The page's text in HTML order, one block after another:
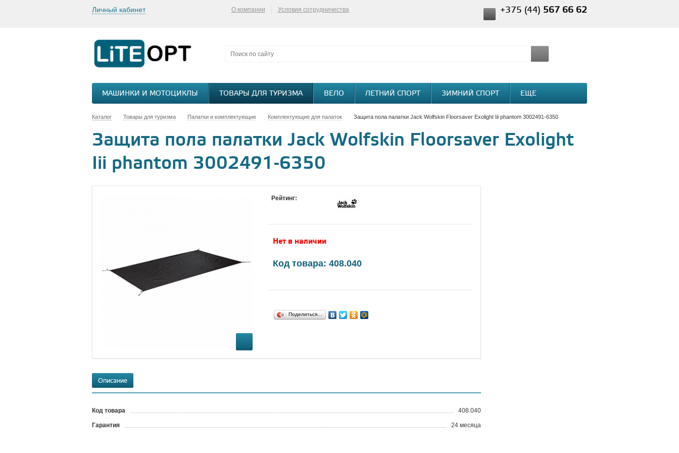
Личный кабинет О компании Условия сотрудничества +375 (44) 567 66 62
МАШИНКИ И МОТОЦИКЛЫ ТОВАРЫ ДЛЯ ТУРИЗМА ВЕЛО ЛЕТНИЙ СПОРТ ЗИМНИЙ СПОРТ ЕЩЕ
Каталог Товары для туризма Палатки и комплектующие Комплектующие для палаток Защита пола палатки Jack Wolfskin Floorsaver Exolight Iii phantom 3002491-6350
Защита пола палатки Jack Wolfskin Floorsaver Exolight
Iii phantom 3002491-6350
Рейтинг:
Нет в наличии
Код товара: 408.040
Поделиться…
Описание
Код товара 408.040
Гарантия 24 месяца